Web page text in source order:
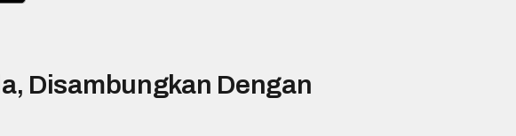
Disambungkan Dengan